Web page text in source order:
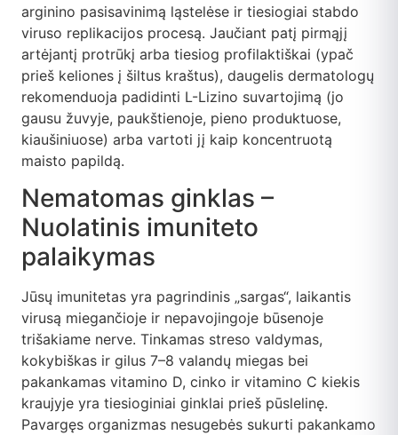
arginino pasisavinimą ląstelėse ir tiesiogiai stabdo
viruso replikacijos procesą. Jaučiant patį pirmąjį
artėjantį protrūkį arba tiesiog profilaktiškai (ypač
prieš keliones į šiltus kraštus), daugelis dermatologų
rekomenduoja padidinti L-Lizino suvartojimą (jo
gausu žuvyje, paukštienoje, pieno produktuose,
kiaušiniuose) arba vartoti jį kaip koncentruotą
maisto papildą.
Nematomas ginklas –
Nuolatinis imuniteto
palaikymas
Jūsų imunitetas yra pagrindinis „sargas“, laikantis
virusą miegančioje ir nepavojingoje būsenoje
trišakiame nerve. Tinkamas streso valdymas,
kokybiškas ir gilus 7–8 valandų miegas bei
pakankamas vitamino D, cinko ir vitamino C kiekis
kraujyje yra tiesioginiai ginklai prieš pūslelinę.
Pavargęs organizmas nesugebės sukurti pakankamo